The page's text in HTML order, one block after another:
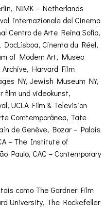
NIMK – Netherlands
Internazionale del Cinema
Centro de Arte Reina Sofia,
Cinema du Réel,
of Modern Art, Museo
Harvard Film
NY, Jewish Museum NY,
und videokunst,
UCLA Film & Television
Comtemporânea, Tate
de Genève, Bozar – Palais
– The Institute of
Paulo, CAC – Contemporary
como The Gardner Film
University, The Rockefeller